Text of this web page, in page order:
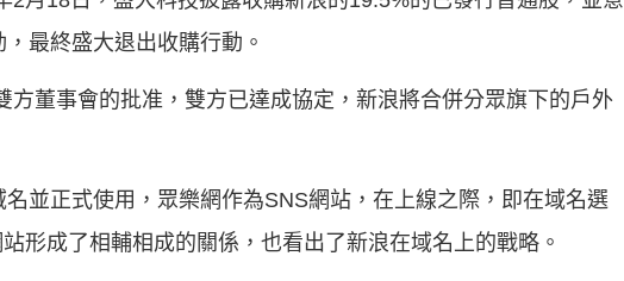
最終盛大退出收購行動。
董事會的批准，雙方已達成協定，新浪將合併分眾旗下的戶外
並正式使用，眾樂網作為SNS網站，在上線之際，即在域名選
形成了相輔相成的關係，也看出了新浪在域名上的戰略。